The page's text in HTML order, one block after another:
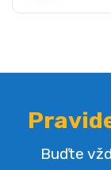
Buďte